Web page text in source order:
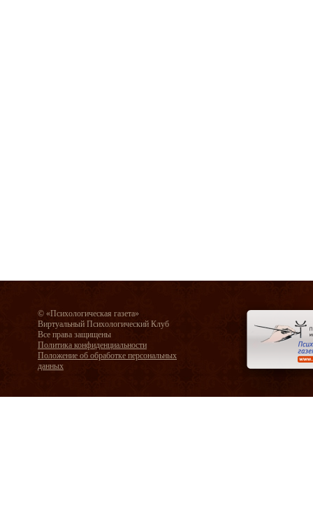
© «Психологическая газета»
Виртуальный Психологический Клуб
Все права защищены
Политика конфиденциальности
Положение об обработке персональных
данных